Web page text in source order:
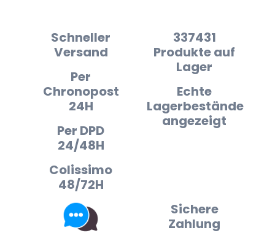
Schneller
Versand
Per
Chronopost
24H
Per DPD
24/48H
Colissimo
48/72H
337431
Produkte auf
Lager
Echte
Lagerbestände
angezeigt
Sichere
Zahlung